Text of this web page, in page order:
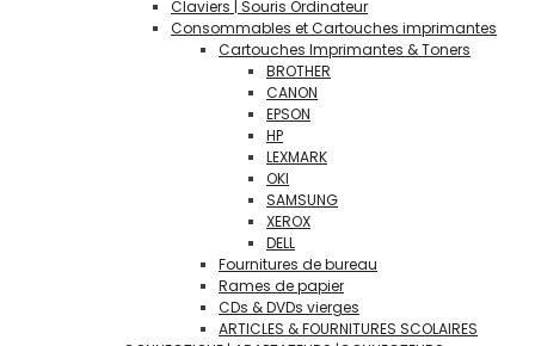
Claviers | Souris Ordinateur
Consommables et Cartouches imprimantes
Cartouches Imprimantes & Toners
BROTHER
CANON
EPSON
HP
LEXMARK
OKI
SAMSUNG
XEROX
DELL
Fournitures de bureau
Rames de papier
CDs & DVDs vierges
ARTICLES & FOURNITURES SCOLAIRES